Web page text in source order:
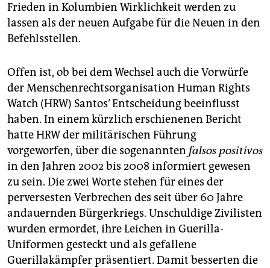
Frieden in Kolumbien Wirklichkeit werden zu
lassen als der neuen Aufgabe für die Neuen in den
Befehlsstellen.
Offen ist, ob bei dem Wechsel auch die Vorwürfe
der Menschenrechtsorganisation Human Rights
Watch (HRW) Santos’ Entscheidung beeinflusst
haben. In einem kürzlich erschienenen Bericht
hatte HRW der militärischen Führung
vorgeworfen, über die sogenannten falsos positivos
in den Jahren 2002 bis 2008 informiert gewesen
zu sein. Die zwei Worte stehen für eines der
perversesten Verbrechen des seit über 60 Jahre
andauernden Bürgerkriegs. Unschuldige Zivilisten
wurden ermordet, ihre Leichen in Guerilla-
Uniformen gesteckt und als gefallene
Guerillakämpfer präsentiert. Damit besserten die